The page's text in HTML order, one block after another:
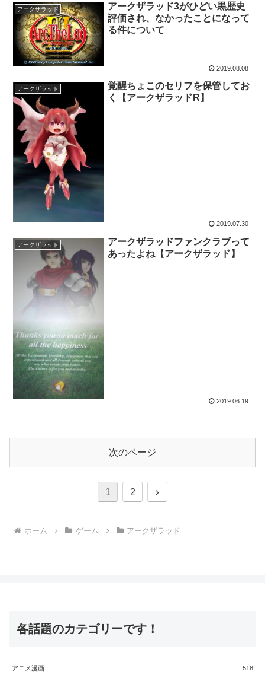
アークザラッド
アークザラッド3がひどい黒歴史
評価され、なかったことになって
る件について
2019.08.08
アークザラッド
覚醒ちょこのセリフを保管してお
く【アークザラッドR】
2019.07.30
アークザラッド
アークザラッドファンクラブって
あったよね【アークザラッド】
2019.06.19
次のページ
1 2
次
ホーム ゲーム アークザラッド
各話題のカテゴリーです！
アニメ漫画 518